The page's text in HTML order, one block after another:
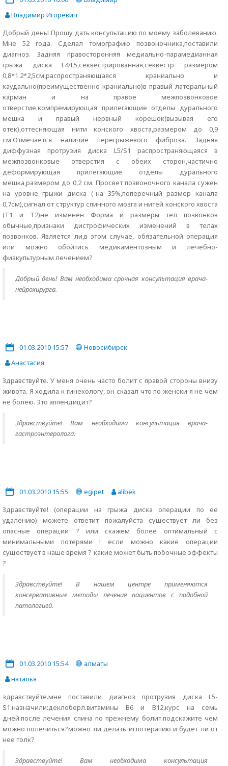
Владимир Игоревич
Добрый день! Прошу дать консультацию по моему заболеванию.
Мне 52 года. Сделал томографию позвоночника,поставили
диагноз. Задняя правосторонняя медиально-парамедианная
грыжа диска L4/L5,секвестрированная,секвестр размером
0,8*1.2*2,5см,распространяющаяся краниально и
каудально(преимущественно краниально)в правый латеральный
карман и на правое межпозвонковое
отверстие,компремирующая прилегающие отделы дурального
мешка и правый нервный корешок(вызывая его
отек),оттесняющая нити конского хвоста,размером до 0,9
см.Отмечается наличие перегрыжевого фиброза. Задняя
диффузная протрузия диска L5/S1 распространяющаяся в
межпозвонковые отверстия с обеих сторон,частично
деформирующая прилегающие отделы дурального
мешка,размером до 0,2 см. Просвет позвоночного канала сужен
на уровне грыжи диска (-на 35%,поперечный размер канала
0,7см),сигнал от структур спинного мозга и нитей конского хвоста
(Т1 и Т2)не изменен Форма и размеры тел позвонков
обычные,признаки дистрофических изменений в телах
позвонков. Является ли,в этом случае, обязательной операция
или можно обойтись медикаментозным и лечебно-
физкультурным лечением?
Добрый день! Вам необходима срочная консультация врача-
нейрохирурга.
01.03.2010 15:57
Новосибирск
Анастасия
Здравствуйте. У меня очень часто болит с правой стороны внизу
живота. Я ходила к гинекологу, он сказал что по женски я не чем
не болею. Это аппендицит?
Здравствуйте! Вам необходима консультация врача-
гастроэнтеролога.
01.03.2010 15:55 egipet
alibek
Здравствуйте! (операции на грыжа диска операции по ее
удалению) можете ответит пожалуйста существует ли без
опасные операции ? или скажем более оптимальный с
минимальными потерями ! если можно какие операции
существует в наше время ? какие может быть побочные эффекты
?
Здравствуйте! В нашем центре применяются
консервативные методы лечения пациентов с подобной
патологией.
01.03.2010 15:54
алматы
наталья
здравствуйте.мне поставили диагноз протрузия диска L5-
S1.назначили:деклоберл.витамины В6 и В12,курс на семь
дней.после лечения спина по прежнему болит.подскажите чем
можно полечиться?можно ли делать иглотерапию и будет ли от
нее толк?
Здравствуйте! Вам необходима консультация